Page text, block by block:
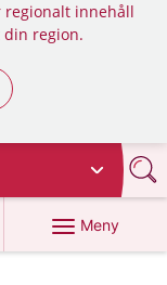
regionalt innehåll
region.
Meny